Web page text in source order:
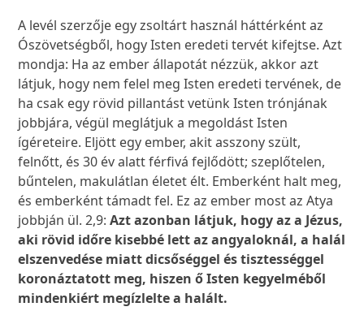
A levél szerzője egy zsoltárt használ háttérként az
Ószövetségből, hogy Isten eredeti tervét kifejtse. Azt
mondja: Ha az ember állapotát nézzük, akkor azt
látjuk, hogy nem felel meg Isten eredeti tervének, de
ha csak egy rövid pillantást vetünk Isten trónjának
jobbjára, végül meglátjuk a megoldást Isten
ígéreteire. Eljött egy ember, akit asszony szült,
felnőtt, és 30 év alatt férfivá fejlődött; szeplőtelen,
bűntelen, makulátlan életet élt. Emberként halt meg,
és emberként támadt fel. Ez az ember most az Atya
jobbján ül. 2,9:Azt azonban látjuk, hogy az a Jézus,
aki rövid időre kisebbé lett az angyaloknál, a halál
elszenvedése miatt dicsőséggel és tisztességgel
koronáztatott meg, hiszen ő Isten kegyelméből
mindenkiért megízlelte a halált.